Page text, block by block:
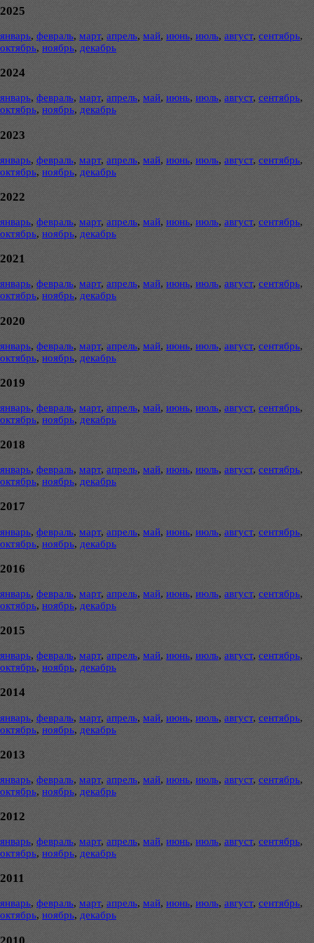
2025
январь, февраль, март, апрель, май, июнь, июль, август, сентябрь,
октябрь, ноябрь, декабрь
2024
январь, февраль, март, апрель, май, июнь, июль, август, сентябрь,
октябрь, ноябрь, декабрь
2023
январь, февраль, март, апрель, май, июнь, июль, август, сентябрь,
октябрь, ноябрь, декабрь
2022
январь, февраль, март, апрель, май, июнь, июль, август, сентябрь,
октябрь, ноябрь, декабрь
2021
январь, февраль, март, апрель, май, июнь, июль, август, сентябрь,
октябрь, ноябрь, декабрь
2020
январь, февраль, март, апрель, май, июнь, июль, август, сентябрь,
октябрь, ноябрь, декабрь
2019
январь, февраль, март, апрель, май, июнь, июль, август, сентябрь,
октябрь, ноябрь, декабрь
2018
январь, февраль, март, апрель, май, июнь, июль, август, сентябрь,
октябрь, ноябрь, декабрь
2017
январь, февраль, март, апрель, май, июнь, июль, август, сентябрь,
октябрь, ноябрь, декабрь
2016
январь, февраль, март, апрель, май, июнь, июль, август, сентябрь,
октябрь, ноябрь, декабрь
2015
январь, февраль, март, апрель, май, июнь, июль, август, сентябрь,
октябрь, ноябрь, декабрь
2014
январь, февраль, март, апрель, май, июнь, июль, август, сентябрь,
октябрь, ноябрь, декабрь
2013
январь, февраль, март, апрель, май, июнь, июль, август, сентябрь,
октябрь, ноябрь, декабрь
2012
январь, февраль, март, апрель, май, июнь, июль, август, сентябрь,
октябрь, ноябрь, декабрь
2011
январь, февраль, март, апрель, май, июнь, июль, август, сентябрь,
октябрь, ноябрь, декабрь
2010